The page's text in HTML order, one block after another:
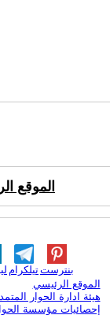
الموقع
تيلكرامبنترست
الموقع الرئيسي
هيئة ادارة الحوار
إحصائيات مؤسسة